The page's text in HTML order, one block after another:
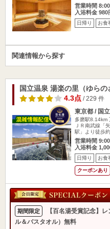
営業時間
入浴料金 980
日帰り お食
関連情報から探す
国立温泉 湯楽の里（ゆらの
4.3点/ 229 件
東京都 / 国
多磨駅8.14km
ＪＲ南武線「
駅」より徒歩
営業時間
入浴料金
日帰り お食
クーポンあり
期間限定
【百名湯受賞記念】
ル＆バスタオル）無料